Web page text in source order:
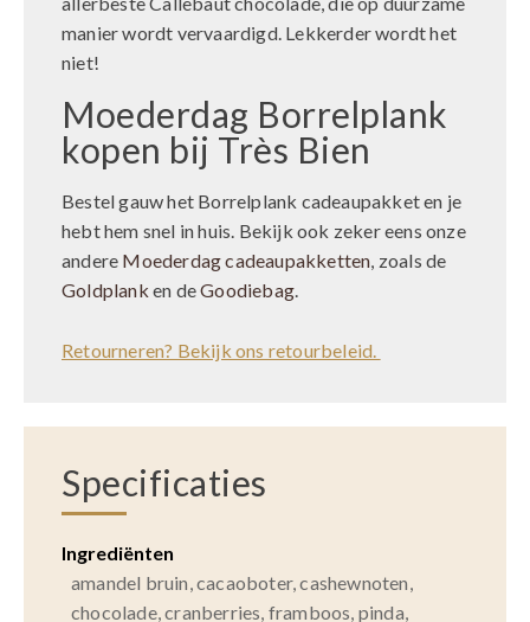
manier wordt vervaardigd. Lekkerder wordt het
niet!
Moederdag Borrelplank
kopen bij Très Bien
Bestel gauw het Borrelplank cadeaupakket en je
hebt hem snel in huis. Bekijk ook zeker eens onze
andere Moederdag cadeaupakketten, zoals de
Goldplank en deGoodiebag.
Retourneren? Bekijk ons retourbeleid.
Specificaties
Ingrediënten
amandel bruin, cacaoboter, cashewnoten,
chocolade, cranberries, framboos, pinda,